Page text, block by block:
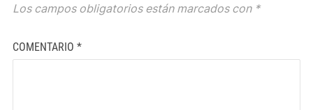
Los campos obligatorios están marcados con *
COMENTARIO *